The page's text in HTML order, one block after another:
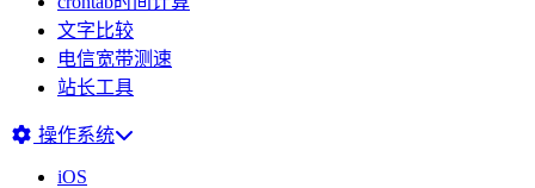
文字比较
电信宽带测速
站长工具
操作系统
iOS